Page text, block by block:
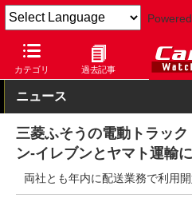
カテゴリ 過去記事
Car Watch 自動車 三菱ふそう
ニュース
三菱ふそうの電動トラッ
ン-イレブンとヤマト運輸
両社とも年内に配送業務で利用